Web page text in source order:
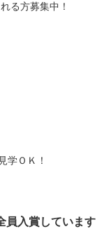
る方募集中！
ＯＫ！
員入賞しています